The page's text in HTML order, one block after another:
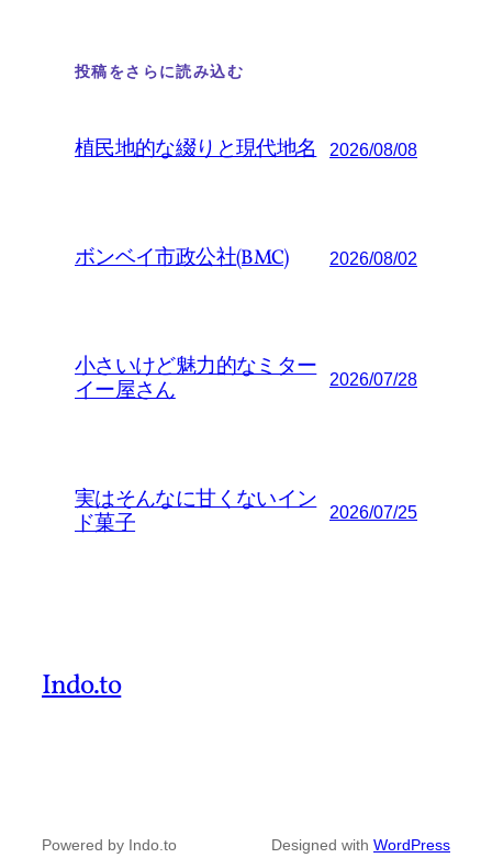
投稿をさらに読み込む
植民地的な綴りと現代地名 2026/08/08
ボンベイ市政公社(BMC) 2026/08/02
小さいけど魅力的なミター
イー屋さん
2026/07/28
実はそんなに甘くないイン
ド菓子
2026/07/25
Indo.to
Powered by Indo.to Designed with WordPress